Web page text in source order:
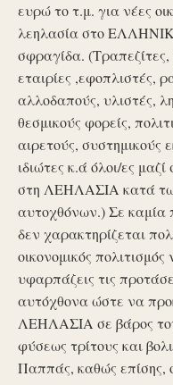
ευρώ το τ.μ. για νέες
λεηλασία στο
σφραγίδα. (Τραπεζίτες,
εταιρίες ,εφοπλιστές,
αλλοδαπούς, υλιστές,
θεσμικούς φορείς,
αιρετούς, συστημικούς
ιδιώτες κ.ά όλοι/ες
στη ΛΕΗΛΑΣΙΑ κατά
αυτοχθόνων.) Σε καμία
δεν χαρακτηρίζεται
οικονομικός πολιτισμός
υφαρπάζεις τις
αυτόχθονα ώστε να
ΛΕΗΛΑΣΙΑ σε βάρος
φύσεως τρίτους και
Παππάς, καθώς επίσης,